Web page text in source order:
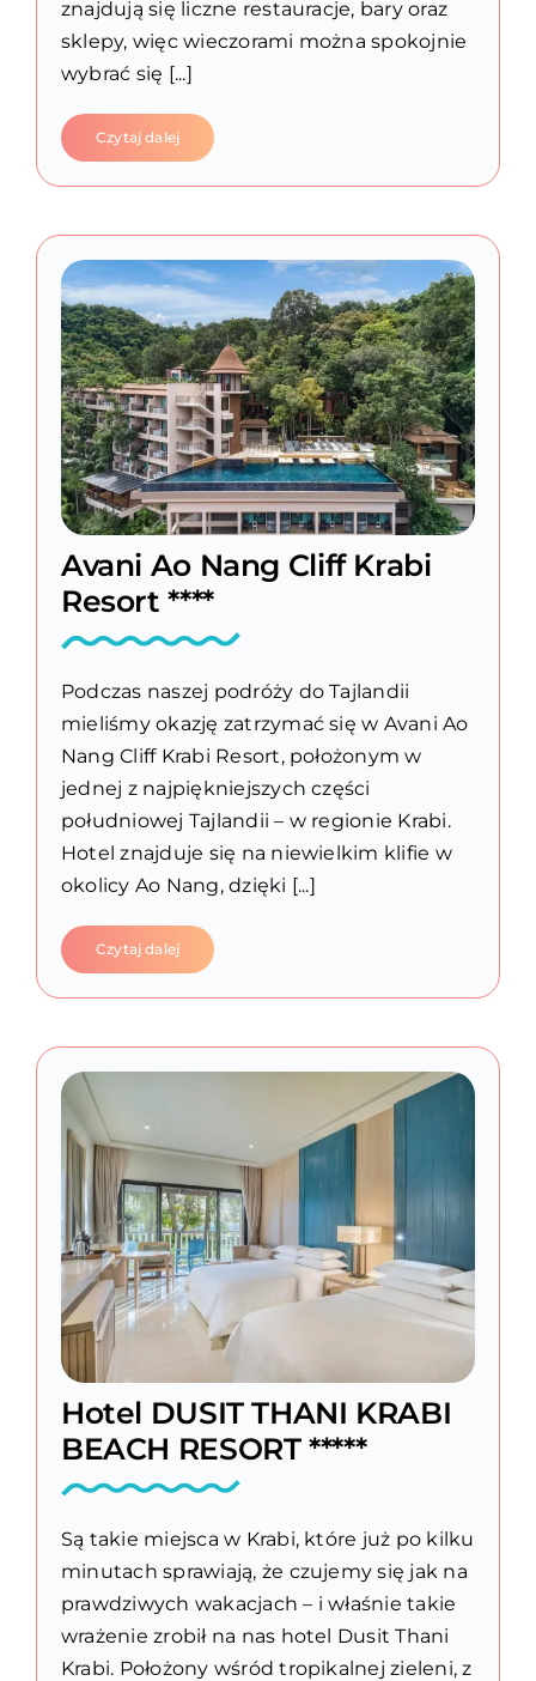
znajdują się liczne restauracje, bary oraz
sklepy, więc wieczorami można spokojnie
wybrać się [...]
Czytaj dalej
Avani Ao Nang Cliff Krabi
Resort ****
Podczas naszej podróży do Tajlandii
mieliśmy okazję zatrzymać się w Avani Ao
Nang Cliff Krabi Resort, położonym w
jednej z najpiękniejszych części
południowej Tajlandii – w regionie Krabi.
Hotel znajduje się na niewielkim klifie w
okolicy Ao Nang, dzięki [...]
Czytaj dalej
Hotel DUSIT THANI KRABI
BEACH RESORT *****
Są takie miejsca w Krabi, które już po kilku
minutach sprawiają, że czujemy się jak na
prawdziwych wakacjach – i właśnie takie
wrażenie zrobił na nas hotel Dusit Thani
Krabi. Położony wśród tropikalnej zieleni, z